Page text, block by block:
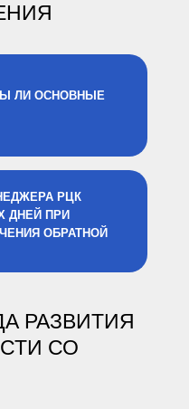
РАЗВИТИЯ
СО
РЦК
ДНЕЙ ПРИ
ОБРАТНОЙ
ЛИ ОСНОВНЫЕ